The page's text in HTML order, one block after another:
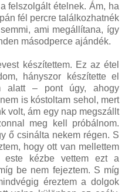
felszolgált ételnek. Ám, ha
fél percre találkozhatnék
ami megállítana, így
másodperce ajándék.
készítettem. Ez az étel
hányszor készítette el
alatt – pont úgy, ahogy
is kóstoltam sehol, mert
volt, ám egy nap megszállt
meg kell próbálnom.
ő csinálta nekem régen. S
hogy ott van mellettem
este kézbe vettem ezt a
be nem fejeztem. S míg
éreztem a dolgok